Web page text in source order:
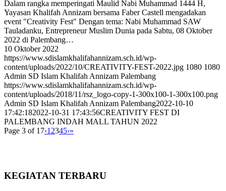
Dalam rangka memperingati Maulid Nabi Muhammad 1444 H,
Yayasan Khalifah Annizam bersama Faber Castell mengadakan
event "Creativity Fest" Dengan tema: Nabi Muhammad SAW
Tauladanku, Entrepreneur Muslim Dunia pada Sabtu, 08 Oktober
2022 di Palembang…
10 Oktober 2022
https://www.sdislamkhalifahannizam.sch.id/wp-
content/uploads/2022/10/CREATIVITY-FEST-2022.jpg 1080 1080
Admin SD Islam Khalifah Annizam Palembang
https://www.sdislamkhalifahannizam.sch.id/wp-
content/uploads/2018/11/rsz_logo-copy-1-300x100-1-300x100.png
Admin SD Islam Khalifah Annizam Palembang2022-10-10
17:42:182022-10-31 17:43:56CREATIVITY FEST DI
PALEMBANG INDAH MALL TAHUN 2022
Page 3 of 17‹1 2345›»
KEGIATAN TERBARU